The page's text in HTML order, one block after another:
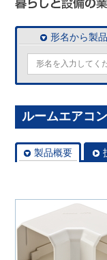
形名から製
ルームエアコ
製品概要